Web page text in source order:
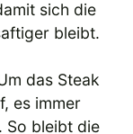
sich die
bleibt.
das Steak
es immer
So bleibt die